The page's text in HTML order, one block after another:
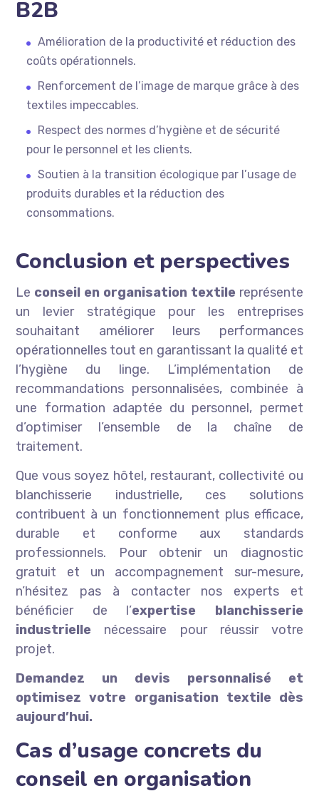
B2B
Amélioration de la productivité et réduction des
coûts opérationnels.
Renforcement de l’image de marque grâce à des
textiles impeccables.
Respect des normes d’hygiène et de sécurité
pour le personnel et les clients.
Soutien à la transition écologique par l’usage de
produits durables et la réduction des
consommations.
Conclusion et perspectives
Le conseil en organisation textile représente
un levier stratégique pour les entreprises
souhaitant améliorer leurs performances
opérationnelles tout en garantissant la qualité et
l’hygiène du linge. L’implémentation de
recommandations personnalisées, combinée à
une formation adaptée du personnel, permet
d’optimiser l’ensemble de la chaîne de
traitement.
Que vous soyez hôtel, restaurant, collectivité ou
blanchisserie industrielle, ces solutions
contribuent à un fonctionnement plus efficace,
durable et conforme aux standards
professionnels. Pour obtenir un diagnostic
gratuit et un accompagnement sur-mesure,
n’hésitez pas à contacter nos experts et
bénéficier de l’expertise blanchisserie
industrielle nécessaire pour réussir votre
projet.
Demandez un devis personnalisé et
optimisez votre organisation textile dès
aujourd’hui.
Cas d’usage concrets du
conseil en organisation